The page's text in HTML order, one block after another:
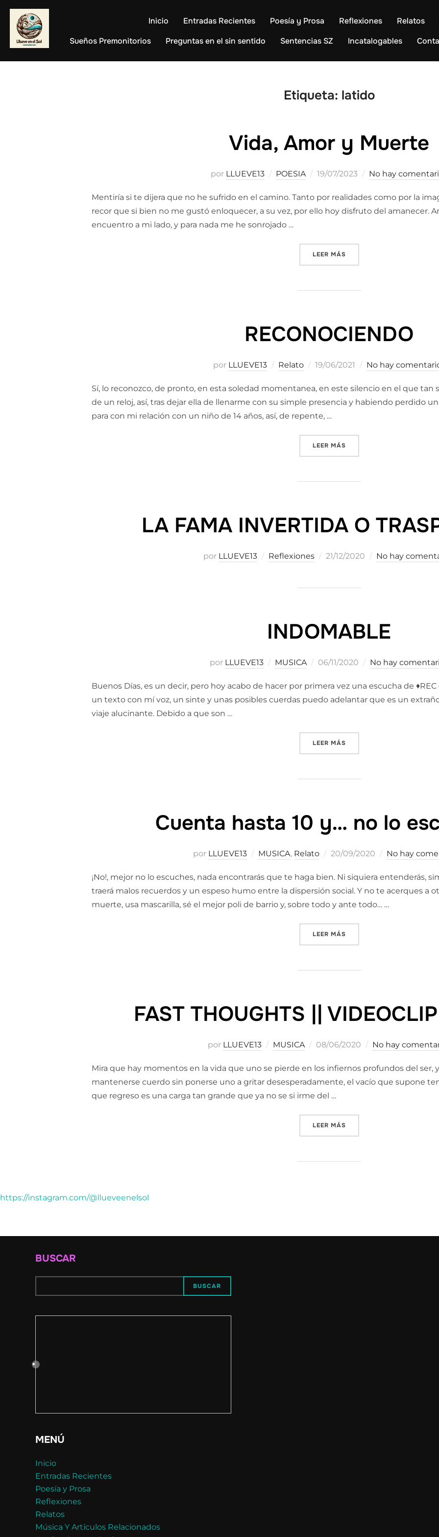
contenido
Inicio Entradas Recientes Poesía y Prosa Reflexiones Relatos
Sueños Premonitorios
Preguntas en el sin sentido Sentencias SZ Incatalogables
Etiqueta: latido
Vida, Amor y Muerte
por LLUEVE13 POESIA
Publicado
19/07/2023 No hay
Mentiría si te dijera que no he sufrido en el camino. Tanto por realidades como por la
recor que si bien no me gustó enloquecer, a su vez, por ello hoy disfruto del amanecer.
encuentro a mi lado, y para nada me he sonrojado …
LEER MÁS
RECONOCIENDO
por LLUEVE13 Relato
Publicado
19/06/2021 No hay
Sí, lo reconozco, de pronto, en esta soledad momentanea, en este silencio en el que tan
de un reloj, así, tras dejar ella de llenarme con su simple presencia y habiendo perdido
para con mi relación con un niño de 14 años, así, de repente, …
LEER MÁS
LA FAMA INVERTIDA O
por LLUEVE13 Reflexiones
Publicado
21/12/2020 No hay
INDOMABLE
por LLUEVE13 MUSICA
Publicado
06/11/2020 No hay
Buenos Días, es un decir, pero hoy acabo de hacer por primera vez una escucha de
un texto con mí voz, un sinte y unas posibles cuerdas puedo adelantar que es un
viaje alucinante. Debido a que son …
LEER MÁS
Cuenta hasta 10 y… no lo
por LLUEVE13 MUSICA, Relato
Publicado
20/09/2020 No hay
¡No!, mejor no lo escuches, nada encontrarás que te haga bien. Ni siquiera entenderás,
traerá malos recuerdos y un espeso humo entre la dispersión social. Y no te acerques a
muerte, usa mascarilla, sé el mejor poli de barrio y, sobre todo y ante todo… …
LEER MÁS
FAST THOUGHTS ||
por LLUEVE13 MUSICA
Publicado
08/06/2020 No hay
Mira que hay momentos en la vida que uno se pierde en los infiernos profundos del ser,
mantenerse cuerdo sin ponerse uno a gritar desesperadamente, el vacío que supone
que regreso es una carga tan grande que ya no se si irme del …
LEER MÁS
https://instagram.com/@llueveenelsol
BUSCAR
BUSCAR
MENÚ
Inicio
Entradas Recientes
Poesía y Prosa
Reflexiones
Relatos
Música Y Artículos Relacionados